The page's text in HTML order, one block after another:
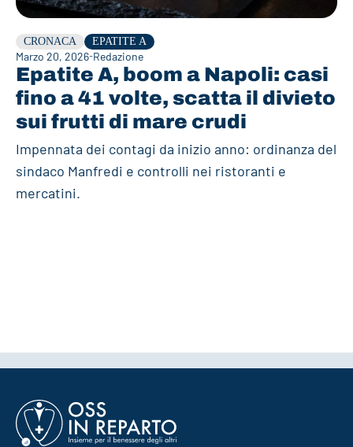
CRONACA EPATITE A
Marzo 20, 2026 Redazione
Epatite A, boom a Napoli: casi
fino a 41 volte, scatta il divieto
sui frutti di mare crudi
Impennata dei contagi da inizio anno: ordinanza del
sindaco Manfredi e controlli nei ristoranti e
mercatini.